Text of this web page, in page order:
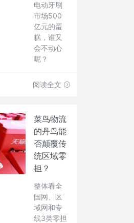
电动牙刷
市场500
亿元的蛋
糕，谁又
会不动心
呢？
阅读全文
菜鸟物流
的丹鸟能
否颠覆传
统区域零
担？
整体看全
国网、区
域网和专
线3类零担